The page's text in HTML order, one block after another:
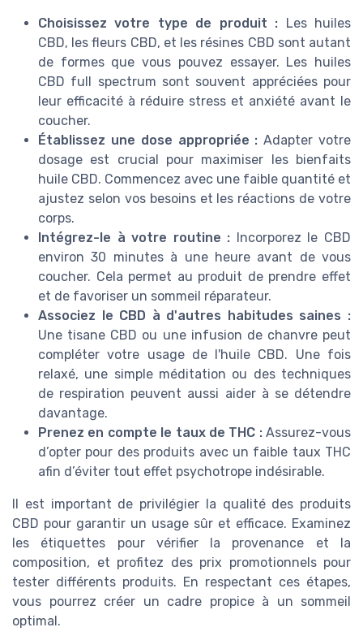
Choisissez votre type de produit : Les huiles
CBD, les fleurs CBD, et les résines CBD sont autant
de formes que vous pouvez essayer. Les huiles
CBD full spectrum sont souvent appréciées pour
leur efficacité à réduire stress et anxiété avant le
coucher.
Établissez une dose appropriée : Adapter votre
dosage est crucial pour maximiser les bienfaits
huile CBD. Commencez avec une faible quantité et
ajustez selon vos besoins et les réactions de votre
corps.
Intégrez-le à votre routine : Incorporez le CBD
environ 30 minutes à une heure avant de vous
coucher. Cela permet au produit de prendre effet
et de favoriser un sommeil réparateur.
Associez le CBD à d'autres habitudes saines :
Une tisane CBD ou une infusion de chanvre peut
compléter votre usage de l'huile CBD. Une fois
relaxé, une simple méditation ou des techniques
de respiration peuvent aussi aider à se détendre
davantage.
Prenez en compte le taux de THC :Assurez-vous
d’opter pour des produits avec un faible taux THC
afin d’éviter tout effet psychotrope indésirable.
Il est important de privilégier la qualité des produits
CBD pour garantir un usage sûr et efficace. Examinez
les étiquettes pour vérifier la provenance et la
composition, et profitez des prix promotionnels pour
tester différents produits. En respectant ces étapes,
vous pourrez créer un cadre propice à un sommeil
optimal.